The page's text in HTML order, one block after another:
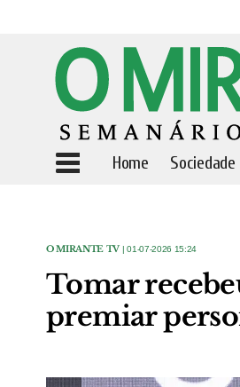
Home Sociedade
O MIRANTE TV | 01-07-2026 15:24
Tomar
premiar